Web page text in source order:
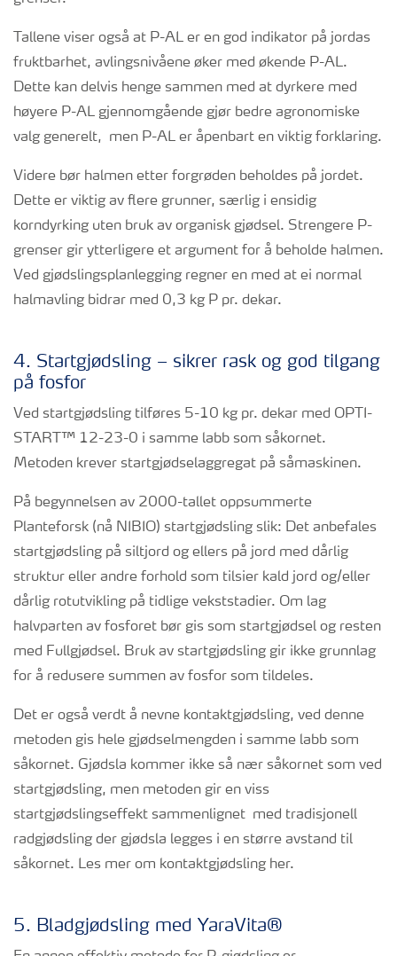
Tallene viser også at P-AL er en god indikator på jordas
fruktbarhet, avlingsnivåene øker med økende P-AL.
Dette kan delvis henge sammen med at dyrkere med
høyere P-AL gjennomgående gjør bedre agronomiske
valg generelt, men P-AL er åpenbart en viktig forklaring.
Videre bør halmen etter forgrøden beholdes på jordet.
Dette er viktig av flere grunner, særlig i ensidig
korndyrking uten bruk av organisk gjødsel. Strengere P-
grenser gir ytterligere et argument for å beholde halmen.
Ved gjødslingsplanlegging regner en med at ei normal
halmavling bidrar med 0,3 kg P pr. dekar.
4. Startgjødsling – sikrer rask og god tilgang
på fosfor
Ved startgjødsling tilføres 5-10 kg pr. dekar med OPTI-
START™ 12-23-0 i samme labb som såkornet.
Metoden krever startgjødselaggregat på såmaskinen.
På begynnelsen av 2000-tallet oppsummerte
Planteforsk (nå NIBIO) startgjødsling slik: Det anbefales
startgjødsling på siltjord og ellers på jord med dårlig
struktur eller andre forhold som tilsier kald jord og/eller
dårlig rotutvikling på tidlige vekststadier. Om lag
halvparten av fosforet bør gis som startgjødsel og resten
med Fullgjødsel. Bruk av startgjødsling gir ikke grunnlag
for å redusere summen av fosfor som tildeles.
Det er også verdt å nevne kontaktgjødsling, ved denne
metoden gis hele gjødselmengden i samme labb som
såkornet. Gjødsla kommer ikke så nær såkornet som ved
startgjødsling, men metoden gir en viss
startgjødslingseffekt sammenlignet med tradisjonell
radgjødsling der gjødsla legges i en større avstand til
såkornet. Les mer om kontaktgjødsling her.
5. Bladgjødsling med YaraVita®